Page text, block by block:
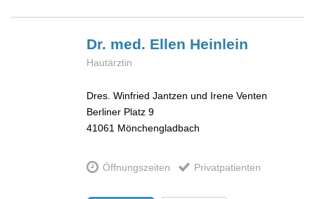
Dr. med. Ellen Heinlein
Hautärztin
Dres. Winfried Jantzen und Irene Venten
Berliner Platz 9
41061 Mönchengladbach
Öffnungszeiten Privatpatienten